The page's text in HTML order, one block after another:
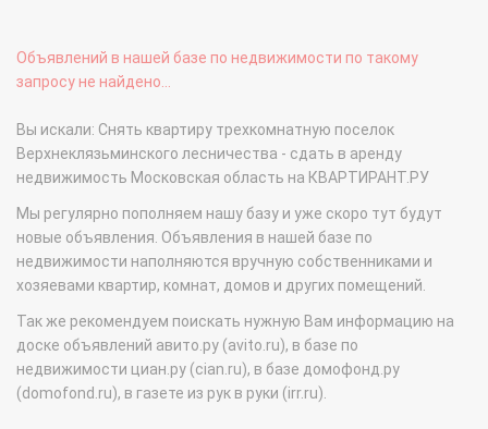
Объявлений в нашей базе по недвижимости по такому
запросу не найдено...
Вы искали: Снять квартиру трехкомнатную поселок
Верхнеклязьминского лесничества - сдать в аренду
недвижимость Московская область на КВАРТИРАНТ.РУ
Мы регулярно пополняем нашу базу и уже скоро тут будут
новые объявления. Объявления в нашей базе по
недвижимости наполняются вручную собственниками и
хозяевами квартир, комнат, домов и других помещений.
Так же рекомендуем поискать нужную Вам информацию на
доске объявлений авито.ру (avito.ru), в базе по
недвижимости циан.ру (cian.ru), в базе домофонд.ру
(domofond.ru), в газете из рук в руки (irr.ru).